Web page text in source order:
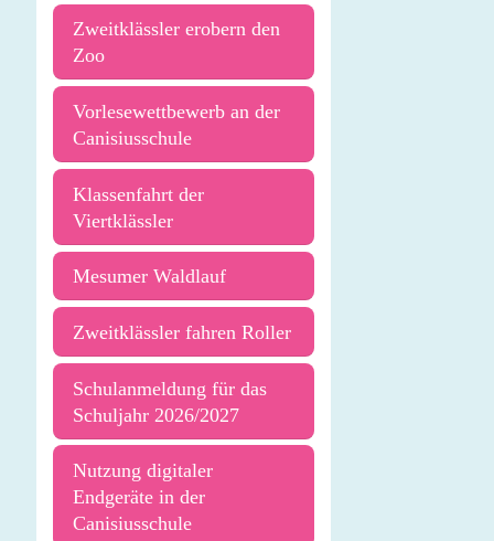
Zweitklässler erobern den
Zoo
Vorlesewettbewerb an der
Canisiusschule
Klassenfahrt der
Viertklässler
Mesumer Waldlauf
Zweitklässler fahren Roller
Schulanmeldung für das
Schuljahr 2026/2027
Nutzung digitaler
Endgeräte in der
Canisiusschule